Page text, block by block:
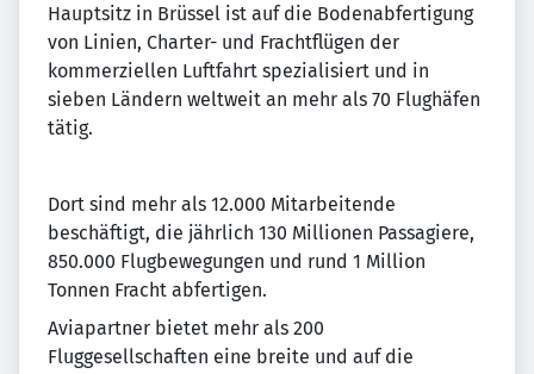
Hauptsitz in Brüssel ist auf die Bodenabfertigung
von Linien, Charter- und Frachtflügen der
kommerziellen Luftfahrt spezialisiert und in
sieben Ländern weltweit an mehr als 70 Flughäfen
tätig.
Dort sind mehr als 12.000 Mitarbeitende
beschäftigt, die jährlich 130 Millionen Passagiere,
850.000 Flugbewegungen und rund 1 Million
Tonnen Fracht abfertigen.
Aviapartner bietet mehr als 200
Fluggesellschaften eine breite und auf die